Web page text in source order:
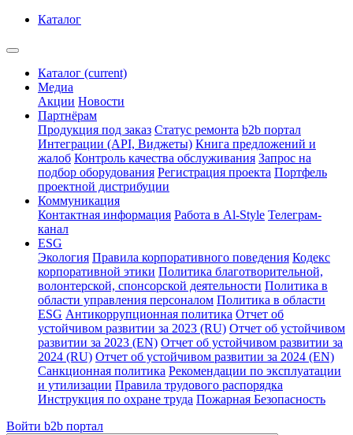
Каталог
Каталог (current)
Медиа
Акции Новости
Партнёрам
Продукция под заказ Статус ремонта b2b портал
Интеграции (API, Виджеты) Книга предложений и
жалоб Контроль качества обслуживания Запрос на
подбор оборудования Регистрация проекта Портфель
проектной дистрибуции
Коммуникация
Контактная информация Работа в Al-Style Телеграм-
канал
ESG
Экология Правила корпоративного поведения Кодекс
корпоративной этики Политика благотворительной,
волонтерской, спонсорской деятельности Политика в
области управления персоналом Политика в области
ESG Антикоррупционная политика Отчет об
устойчивом развитии за 2023 (RU) Отчет об устойчивом
развитии за 2023 (EN) Отчет об устойчивом развитии за
2024 (RU) Отчет об устойчивом развитии за 2024 (EN)
Санкционная политика Рекомендации по эксплуатации
и утилизации Правила трудового распорядка
Инструкция по охране труда Пожарная Безопасность
Войти b2b портал